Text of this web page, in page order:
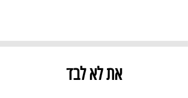
את לא לבד